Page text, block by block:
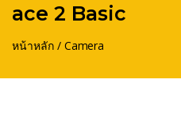
ace 2 Basic
หน้าหลัก/ Camera